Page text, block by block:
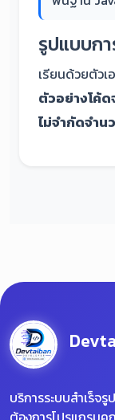
รูปแบบก
เรียนด้วยตัว
ตัวอย่างโค้
ไม่จำกัดจำน
บริการระบบสำเร็จ